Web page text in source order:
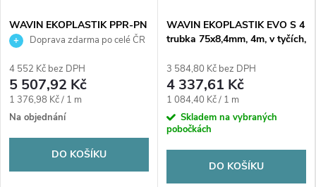
WAVIN EKOPLASTIK PPR-PN
10 trubka 32x2,9mm, 4000mm,
Doprava zdarma po celé ČR
4 552 Kč bez DPH
5 507,92 Kč
Měrná
cena:
1 376,98 Kč / 1 m
Na objednání
DO KOŠÍKU
WAVIN EKOPLASTIK EVO S 4
trubka 75x8,4mm, 4m, v tyčích,
3 584,80 Kč bez DPH
4 337,61 Kč
Měrná
cena:
1 084,40 Kč / 1 m
Skladem na vybraných
pobočkách
DO KOŠÍKU